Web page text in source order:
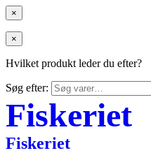
×
×
Hvilket produkt leder du efter?
Søg efter:
Fiskeriet
Fiskeriet